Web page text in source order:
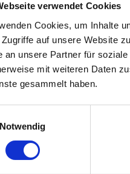
verwendet Cookies
Cookies, um Inhalte
Zugriffe auf unsere Website
an unsere Partner für
mit weiteren Daten
gesammelt haben.
Notwendig